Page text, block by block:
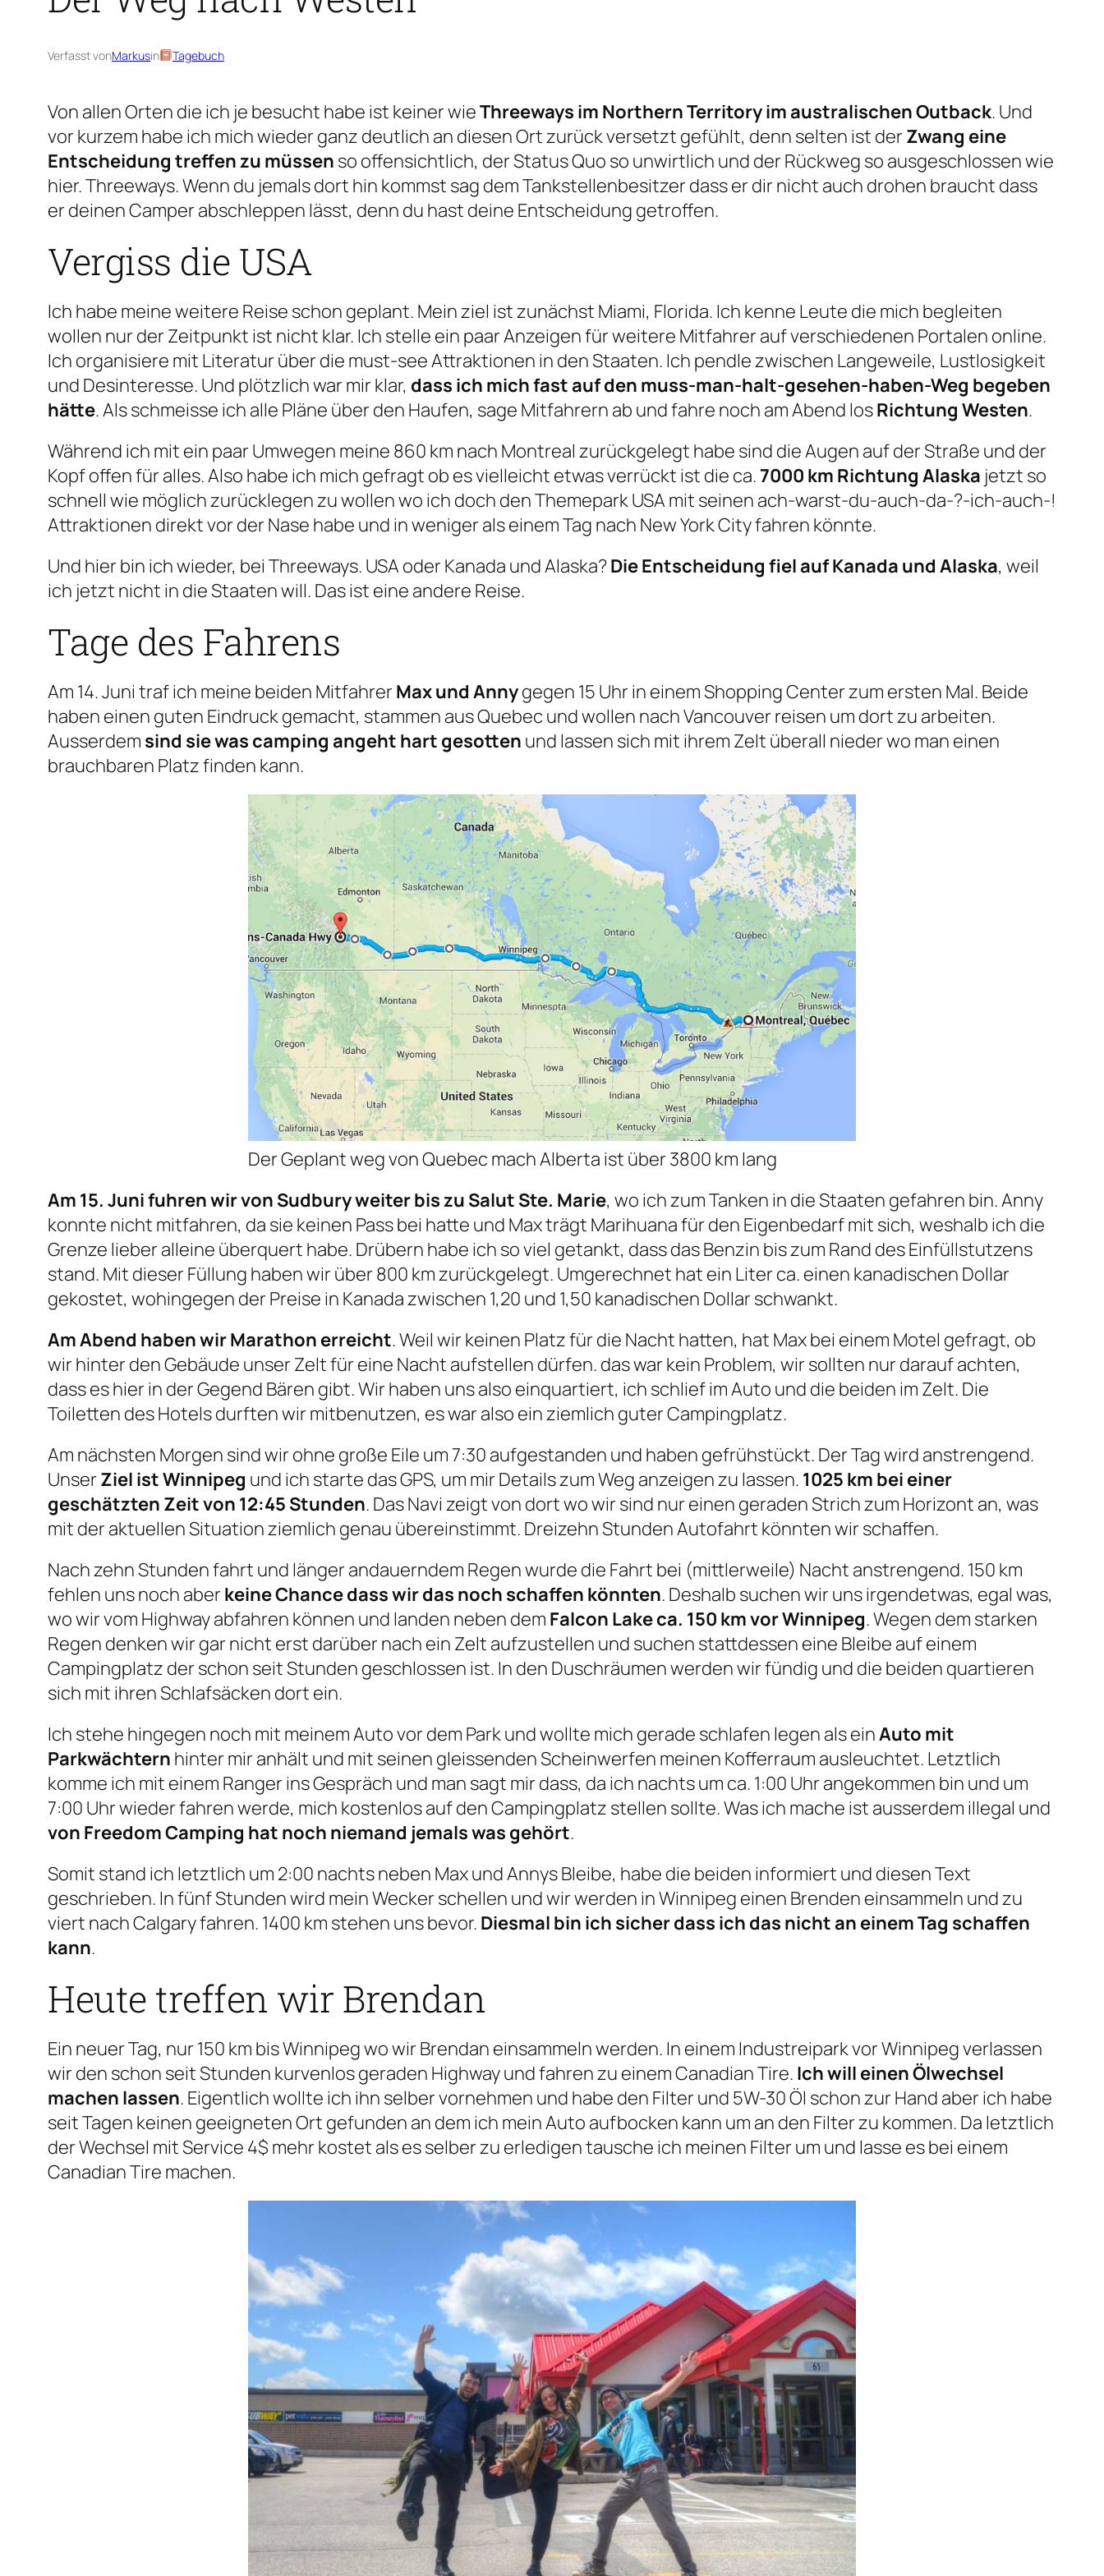
Verfasst vonMarkusin Tagebuch
Von allen Orten die ich je besucht habe ist keiner wieThreeways im Northern Territory im australischen Outback. Und
vor kurzem habe ich mich wieder ganz deutlich an diesen Ort zurück versetzt gefühlt, denn selten ist der Zwang eine
Entscheidung treffen zu müssen so offensichtlich, der Status Quo so unwirtlich und der Rückweg so ausgeschlossen wie
hier. Threeways. Wenn du jemals dort hin kommst sag dem Tankstellenbesitzer dass er dir nicht auch drohen braucht dass
er deinen Camper abschleppen lässt, denn du hast deine Entscheidung getroffen.
Vergiss die USA
Ich habe meine weitere Reise schon geplant. Mein ziel ist zunächst Miami, Florida. Ich kenne Leute die mich begleiten
wollen nur der Zeitpunkt ist nicht klar. Ich stelle ein paar Anzeigen für weitere Mitfahrer auf verschiedenen Portalen online.
Ich organisiere mit Literatur über die must-see Attraktionen in den Staaten. Ich pendle zwischen Langeweile, Lustlosigkeit
und Desinteresse. Und plötzlich war mir klar, dass ich mich fast auf den muss-man-halt-gesehen-haben-Weg begeben
hätte. Als schmeisse ich alle Pläne über den Haufen, sage Mitfahrern ab und fahre noch am Abend losRichtung Westen.
Während ich mit ein paar Umwegen meine 860 km nach Montreal zurückgelegt habe sind die Augen auf der Straße und der
Kopf offen für alles. Also habe ich mich gefragt ob es vielleicht etwas verrückt ist die ca.7000 km Richtung Alaska jetzt so
schnell wie möglich zurücklegen zu wollen wo ich doch den Themepark USA mit seinen ach-warst-du-auch-da-?-ich-auch-!
Attraktionen direkt vor der Nase habe und in weniger als einem Tag nach New York City fahren könnte.
Und hier bin ich wieder, bei Threeways. USA oder Kanada und Alaska?Die Entscheidung fiel auf Kanada und Alaska, weil
ich jetzt nicht in die Staaten will. Das ist eine andere Reise.
Tage des Fahrens
Am 14. Juni traf ich meine beiden Mitfahrer Max und Annygegen 15 Uhr in einem Shopping Center zum ersten Mal. Beide
haben einen guten Eindruck gemacht, stammen aus Quebec und wollen nach Vancouver reisen um dort zu arbeiten.
Ausserdem sind sie was camping angeht hart gesotten und lassen sich mit ihrem Zelt überall nieder wo man einen
brauchbaren Platz finden kann.
Der Geplant weg von Quebec mach Alberta ist über 3800 km lang
Am 15. Juni fuhren wir von Sudbury weiter bis zu Salut Ste. Marie, wo ich zum Tanken in die Staaten gefahren bin. Anny
konnte nicht mitfahren, da sie keinen Pass bei hatte und Max trägt Marihuana für den Eigenbedarf mit sich, weshalb ich die
Grenze lieber alleine überquert habe. Drübern habe ich so viel getankt, dass das Benzin bis zum Rand des Einfüllstutzens
stand. Mit dieser Füllung haben wir über 800 km zurückgelegt. Umgerechnet hat ein Liter ca. einen kanadischen Dollar
gekostet, wohingegen der Preise in Kanada zwischen 1,20 und 1,50 kanadischen Dollar schwankt.
Am Abend haben wir Marathon erreicht. Weil wir keinen Platz für die Nacht hatten, hat Max bei einem Motel gefragt, ob
wir hinter den Gebäude unser Zelt für eine Nacht aufstellen dürfen. das war kein Problem, wir sollten nur darauf achten,
dass es hier in der Gegend Bären gibt. Wir haben uns also einquartiert, ich schlief im Auto und die beiden im Zelt. Die
Toiletten des Hotels durften wir mitbenutzen, es war also ein ziemlich guter Campingplatz.
Am nächsten Morgen sind wir ohne große Eile um 7:30 aufgestanden und haben gefrühstückt. Der Tag wird anstrengend.
Unser Ziel ist Winnipeg und ich starte das GPS, um mir Details zum Weg anzeigen zu lassen. 1025 km bei einer
geschätzten Zeit von 12:45 Stunden. Das Navi zeigt von dort wo wir sind nur einen geraden Strich zum Horizont an, was
mit der aktuellen Situation ziemlich genau übereinstimmt. Dreizehn Stunden Autofahrt könnten wir schaffen.
Nach zehn Stunden fahrt und länger andauerndem Regen wurde die Fahrt bei (mittlerweile) Nacht anstrengend. 150 km
fehlen uns noch aber keine Chance dass wir das noch schaffen könnten. Deshalb suchen wir uns irgendetwas, egal was,
wo wir vom Highway abfahren können und landen neben dem Falcon Lake ca. 150 km vor Winnipeg. Wegen dem starken
Regen denken wir gar nicht erst darüber nach ein Zelt aufzustellen und suchen stattdessen eine Bleibe auf einem
Campingplatz der schon seit Stunden geschlossen ist. In den Duschräumen werden wir fündig und die beiden quartieren
sich mit ihren Schlafsäcken dort ein.
Ich stehe hingegen noch mit meinem Auto vor dem Park und wollte mich gerade schlafen legen als einAuto mit
Parkwächtern hinter mir anhält und mit seinen gleissenden Scheinwerfen meinen Kofferraum ausleuchtet. Letztlich
komme ich mit einem Ranger ins Gespräch und man sagt mir dass, da ich nachts um ca. 1:00 Uhr angekommen bin und um
7:00 Uhr wieder fahren werde, mich kostenlos auf den Campingplatz stellen sollte. Was ich mache ist ausserdem illegal und
von Freedom Camping hat noch niemand jemals was gehört.
Somit stand ich letztlich um 2:00 nachts neben Max und Annys Bleibe, habe die beiden informiert und diesen Text
geschrieben. In fünf Stunden wird mein Wecker schellen und wir werden in Winnipeg einen Brenden einsammeln und zu
viert nach Calgary fahren. 1400 km stehen uns bevor. Diesmal bin ich sicher dass ich das nicht an einem Tag schaffen
kann.
Heute treffen wir Brendan
Ein neuer Tag, nur 150 km bis Winnipeg wo wir Brendan einsammeln werden. In einem Industreipark vor Winnipeg verlassen
wir den schon seit Stunden kurvenlos geraden Highway und fahren zu einem Canadian Tire. Ich will einen Ölwechsel
machen lassen. Eigentlich wollte ich ihn selber vornehmen und habe den Filter und 5W-30 Öl schon zur Hand aber ich habe
seit Tagen keinen geeigneten Ort gefunden an dem ich mein Auto aufbocken kann um an den Filter zu kommen. Da letztlich
der Wechsel mit Service 4$ mehr kostet als es selber zu erledigen tausche ich meinen Filter um und lasse es bei einem
Canadian Tire machen.